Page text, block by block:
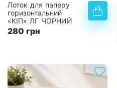
Лоток для паперу
горизонтальний
«КІП» ЛГ ЧОРНИЙ
280 грн